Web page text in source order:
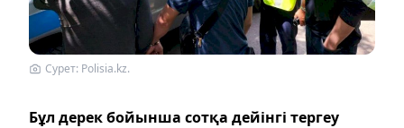
Сурет: Polisia.kz.
Бұл дерек бойынша сотқа дейінгі тергеу